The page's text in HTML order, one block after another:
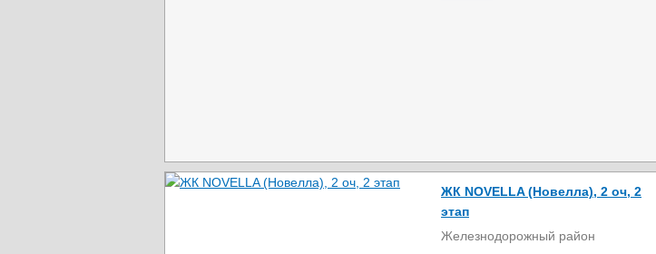
ЖК NOVELLA (Новелла), 2 оч, 2
этап
Железнодорожный район